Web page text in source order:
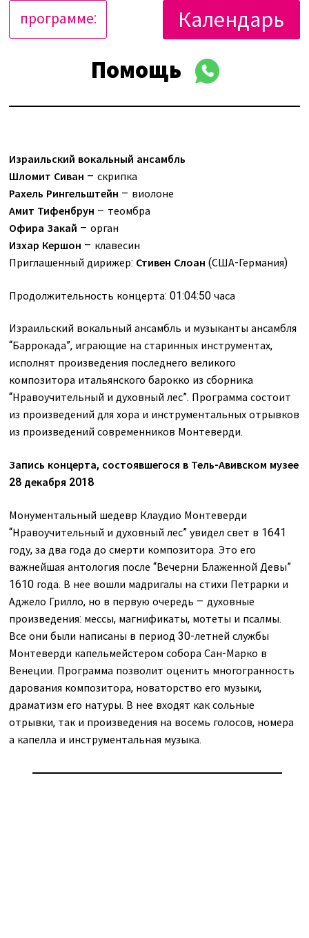
программе:
Помощь
Календарь
Израильский вокальный ансамбль
Шломит Сиван – скрипка
Рахель Рингельштейн – виолоне
Амит Тифенбрун – теомбра
Офира Закай – орган
Изхар Кершон – клавесин
Приглашенный дирижер: Стивен Слоан (США-Германия)
Продолжительность концерта: 01:04:50 часа
Израильский вокальный ансамбль и музыканты ансамбля
“Баррокада”, играющие на старинных инструментах,
исполнят произведения последнего великого
композитора итальянского барокко из сборника
“Нравоучительный и духовный лес”. Программа состоит
из произведений для хора и инструментальных отрывков
из произведений современников Монтеверди.
Запись концерта, состоявшегося в Тель-Авивском музее
28 декабря 2018
Монументальный шедевр Клаудио Монтеверди
“Нравоучительный и духовный лес” увидел свет в 1641
году, за два года до смерти композитора. Это его
важнейшая антология после “Вечерни Блаженной Девы”
1610 года. В нее вошли мадригалы на стихи Петрарки и
Аджело Грилло, но в первую очередь – духовные
произведения: мессы, магнификаты, мотеты и псалмы.
Все они были написаны в период 30-летней службы
Монтеверди капельмейстером собора Сан-Марко в
Венеции. Программа позволит оценить многогранность
дарования композитора, новаторство его музыки,
драматизм его натуры. В нее входят как сольные
отрывки, так и произведения на восемь голосов, номера
а капелла и инструментальная музыка.